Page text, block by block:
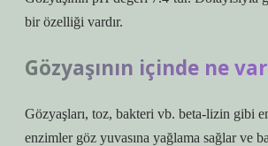
bir özelliği vardır.
Gözyaşının içinde ne
Gözyaşları, toz, bakteri vb. beta-lizin gibi
enzimler göz yuvasına yağlama sağlar ve